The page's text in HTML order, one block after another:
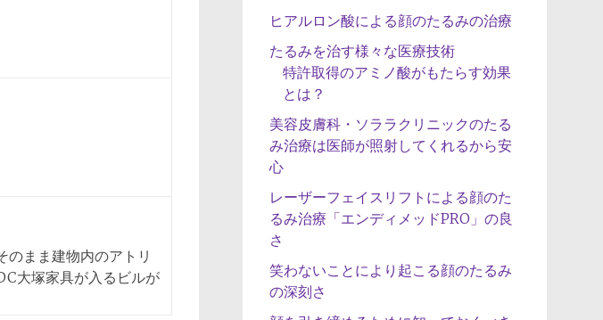
まま建物内のアトリ
大塚家具が入るビルが
ヒアルロン酸による顔のたるみの治療
たるみを治す様々な医療技術
特許取得のアミノ酸がもたらす効果
とは？
美容皮膚科・ソララクリニックのたる
み治療は医師が照射してくれるから安
心
レーザーフェイスリフトによる顔のた
るみ治療「エンディメッドPRO」の良
さ
笑わないことにより起こる顔のたるみ
の深刻さ